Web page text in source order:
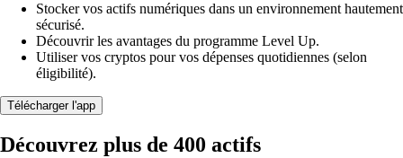
Stocker vos actifs numériques dans un environnement hautement
sécurisé.
Découvrir les avantages du programme Level Up.
Utiliser vos cryptos pour vos dépenses quotidiennes (selon
éligibilité).
Télécharger l'app
Découvrez plus de 400 actifs